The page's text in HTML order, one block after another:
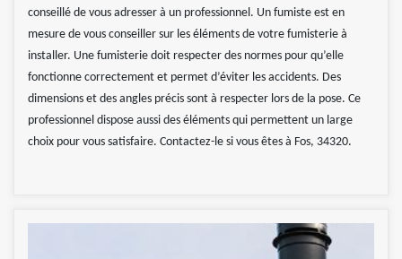
conseillé de vous adresser à un professionnel. Un fumiste est en
mesure de vous conseiller sur les éléments de votre fumisterie à
installer. Une fumisterie doit respecter des normes pour qu’elle
fonctionne correctement et permet d’éviter les accidents. Des
dimensions et des angles précis sont à respecter lors de la pose. Ce
professionnel dispose aussi des éléments qui permettent un large
choix pour vous satisfaire. Contactez-le si vous êtes à Fos, 34320.